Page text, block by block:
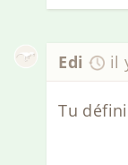
Edi il
Tu